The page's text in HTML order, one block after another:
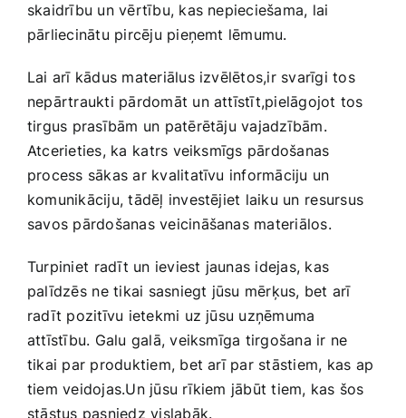
skaidrību un vērtību, kas nepieciešama, lai
pārliecinātu pircēju pieņemt ​lēmumu.
Lai arī kādus materiālus izvēlētos,ir svarīgi‍ tos
‌nepārtraukti pārdomāt un‍ attīstīt,pielāgojot tos
tirgus prasībām un‌ patērētāju ‌vajadzībām.
Atcerieties, ka⁤ katrs veiksmīgs pārdošanas
process sākas ar kvalitatīvu informāciju un
komunikāciju, tādēļ investējiet laiku un ⁢resursus
savos pārdošanas veicināšanas materiālos.
Turpiniet ⁣radīt un ieviest jaunas idejas, kas
palīdzēs⁣ ne tikai sasniegt jūsu mērķus, bet​ arī
radīt pozitīvu ietekmi uz jūsu uzņēmuma
‌attīstību. Galu galā, veiksmīga tirgošana ir ne
tikai par produktiem, bet arī par stāstiem, kas ap
tiem veidojas.Un jūsu rīkiem jābūt‍ tiem, kas šos
stāstus pasniedz vislabāk.